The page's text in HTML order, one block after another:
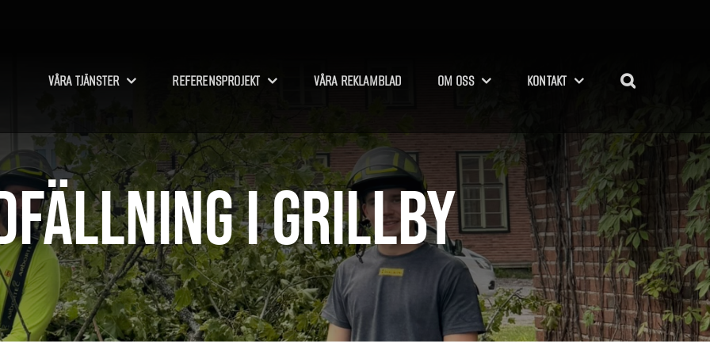
VÅRA TJÄNSTER REFERENSPROJEKT VÅRA REKLAMBLAD OM OSS KONTAKT
i Grillby